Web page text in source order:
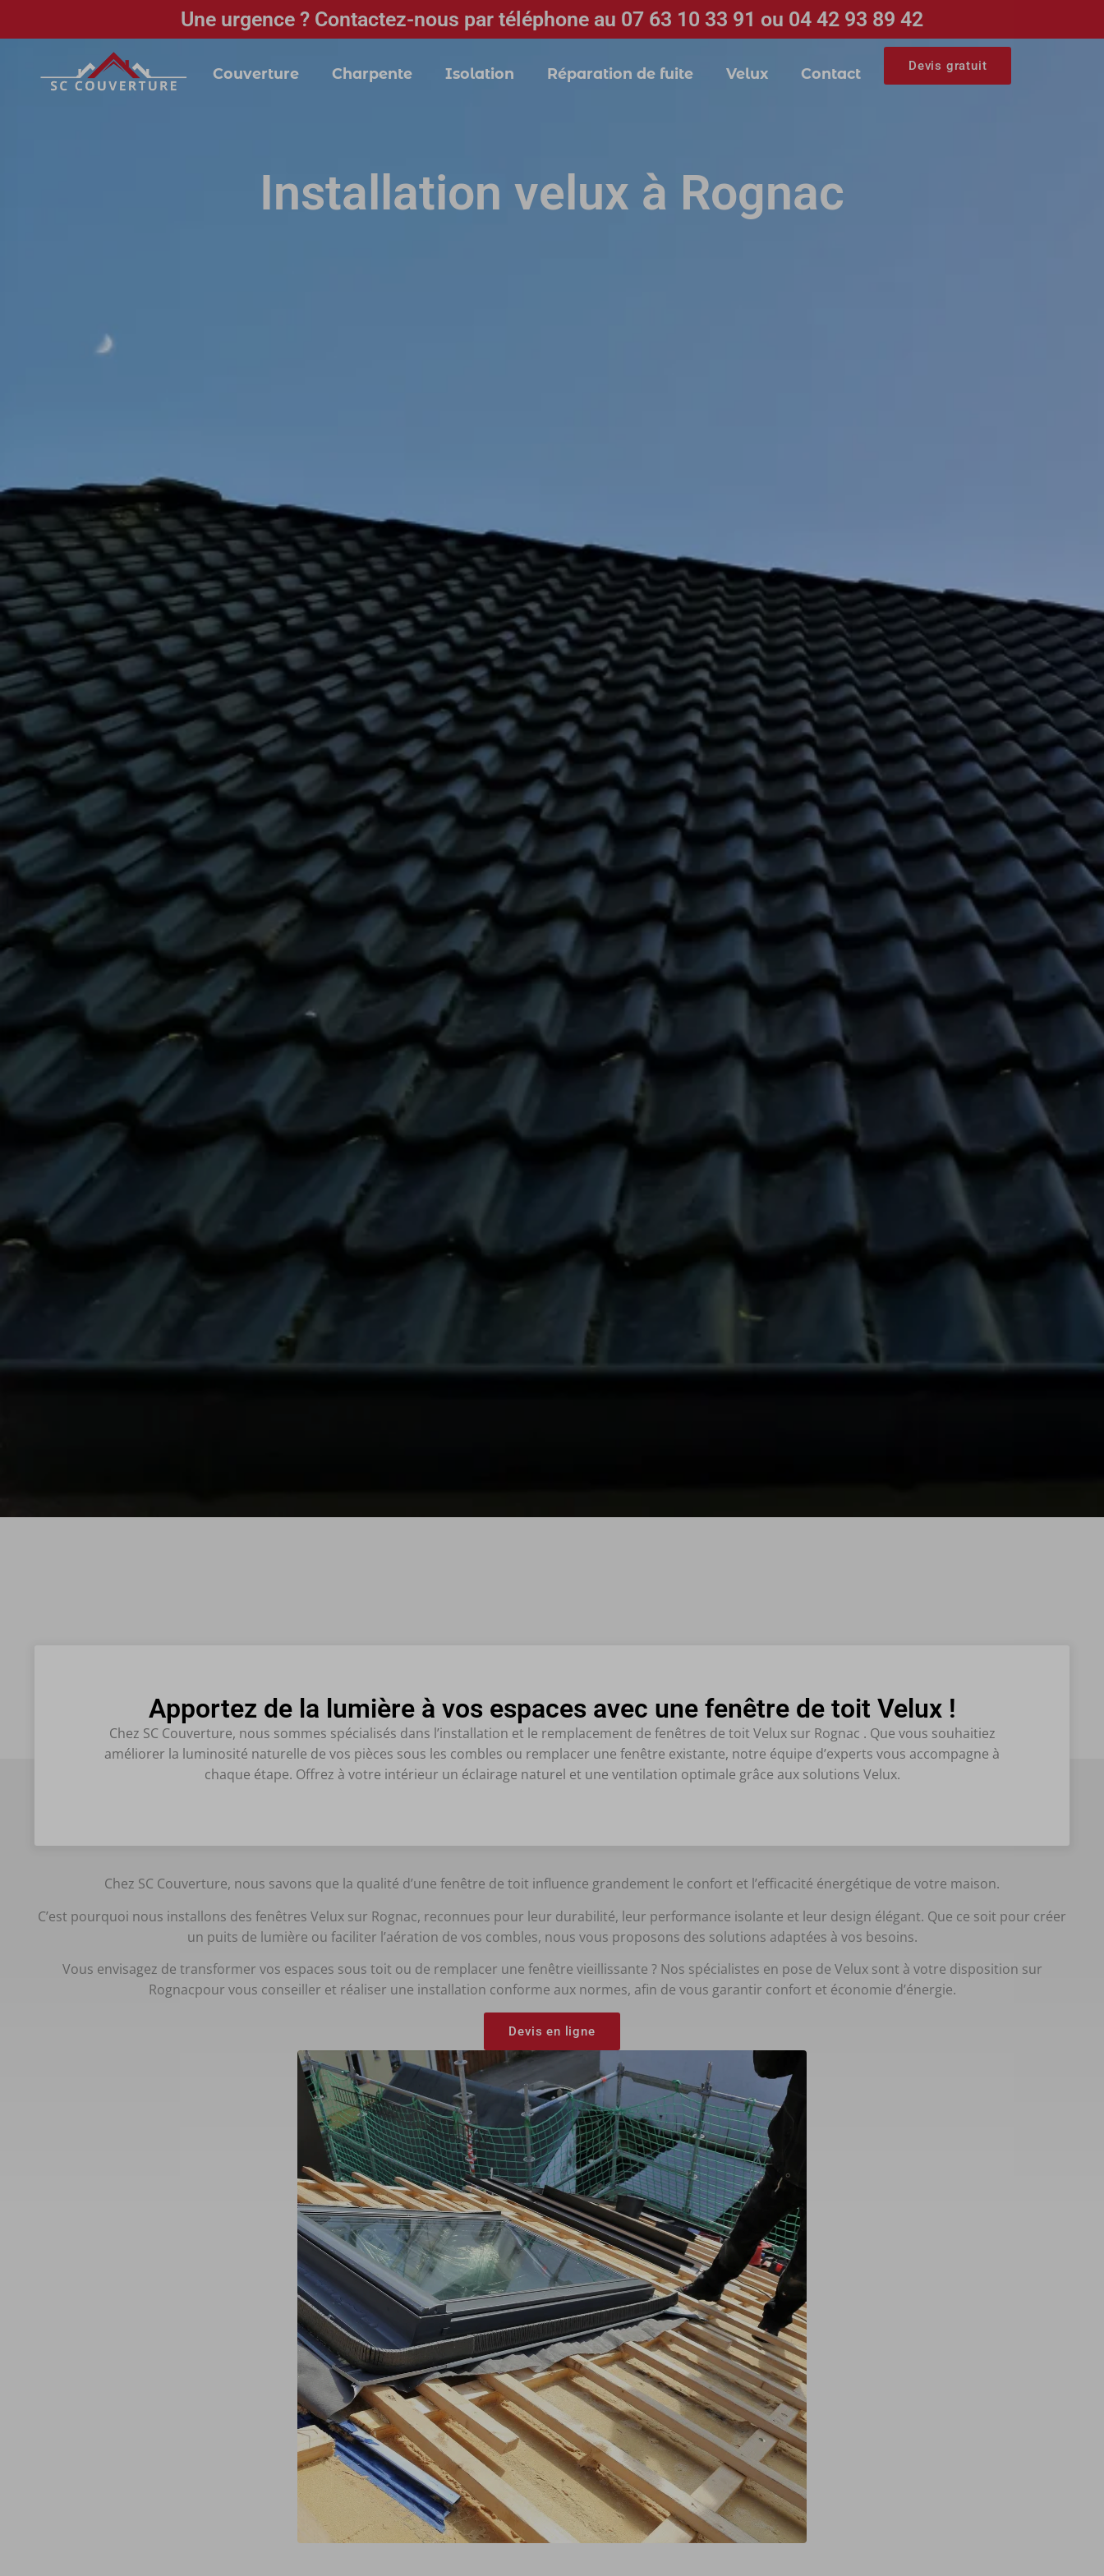
Une urgence ? Contactez-nous par téléphone au 07 63 10 33 91 ou 04 42 93 89 42
Couverture Charpente Isolation Réparation de fuite Velux Contact Devis gratuit
Installation velux à Rognac
Apportez de la lumière à vos espaces avec une fenêtre de toit Velux !
Chez SC Couverture, nous sommes spécialisés dans l’installation et le remplacement de fenêtres de toit Velux sur Rognac . Que vous souhaitiez
améliorer la luminosité naturelle de vos pièces sous les combles ou remplacer une fenêtre existante, notre équipe d’experts vous accompagne à
chaque étape. Offrez à votre intérieur un éclairage naturel et une ventilation optimale grâce aux solutions Velux.
Chez SC Couverture, nous savons que la qualité d’une fenêtre de toit influence grandement le confort et l’efficacité énergétique de votre maison.
C’est pourquoi nous installons des fenêtres Velux sur Rognac, reconnues pour leur durabilité, leur performance isolante et leur design élégant. Que ce soit pour créer
un puits de lumière ou faciliter l’aération de vos combles, nous vous proposons des solutions adaptées à vos besoins.
Vous envisagez de transformer vos espaces sous toit ou de remplacer une fenêtre vieillissante ? Nos spécialistes en pose de Velux sont à votre disposition sur
Rognacpour vous conseiller et réaliser une installation conforme aux normes, afin de vous garantir confort et économie d’énergie.
Devis en ligne